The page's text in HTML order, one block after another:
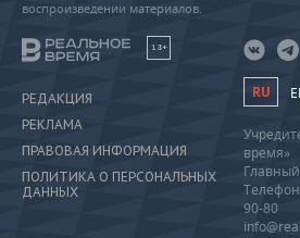
воспроизведении материалов.
18+
РЕДАКЦИЯ
РЕКЛАМА
ПРАВОВАЯ ИНФОРМАЦИЯ
ПОЛИТИКА О ПЕРСОНАЛЬНЫХ
ДАННЫХ
RU
время»
90-80